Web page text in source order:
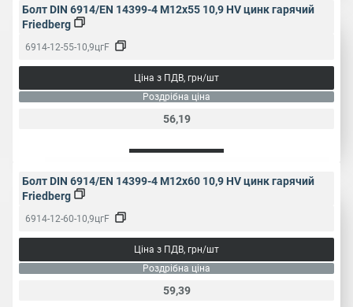
Болт DIN 6914/EN 14399-4 M12x55 10,9 HV цинк гарячий
Friedberg
6914-12-55-10,9цгF
Ціна з ПДВ, грн/шт
Роздрібна ціна
56,19
Болт DIN 6914/EN 14399-4 M12x60 10,9 HV цинк гарячий
Friedberg
6914-12-60-10,9цгF
Ціна з ПДВ, грн/шт
Роздрібна ціна
59,39